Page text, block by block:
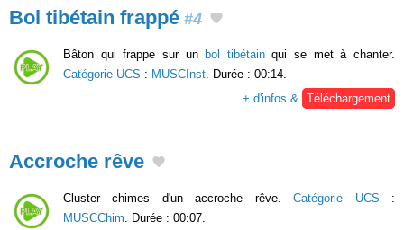
Bol tibétain frappé #4
Bâton qui frappe sur un bol tibétainqui se met à chanter.
Catégorie UCS : MUSCInst . Durée : 00:14.
+ d'infos &
Téléchargement
Accroche rêve
Cluster chimes d'un accroche rêve.Catégorie UCS :
MUSCChim . Durée : 00:07.